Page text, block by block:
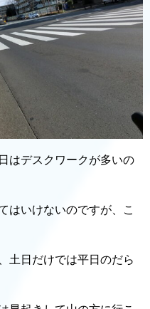
はデスクワークが多いの
はいけないのですが、こ
土日だけでは平日のだら